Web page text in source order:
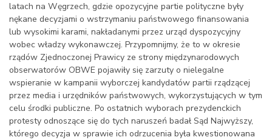
latach na Węgrzech, gdzie opozycyjne partie polityczne były
nękane decyzjami o wstrzymaniu państwowego finansowania
lub wysokimi karami, nakładanymi przez urząd dyspozycyjny
wobec władzy wykonawczej. Przypomnijmy, że to w okresie
rządów Zjednoczonej Prawicy ze strony międzynarodowych
obserwatorów OBWE pojawiły się zarzuty o nielegalne
wspieranie w kampanii wyborczej kandydatów partii rządzącej
przez media i urzędników państwowych, wykorzystujących w tym
celu środki publiczne. Po ostatnich wyborach prezydenckich
protesty odnoszące się do tych naruszeń badał Sąd Najwyższy,
którego decyzja w sprawie ich odrzucenia była kwestionowana